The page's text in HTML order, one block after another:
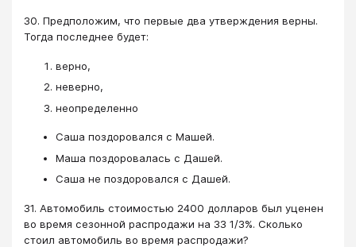
30. Предположим, что первые два утверждения верны.
Тогда последнее будет:
верно,
неверно,
неопределенно
Саша поздоровался с Машей.
Маша поздоровалась с Дашей.
Саша не поздоровался с Дашей.
31. Автомобиль стоимостью 2400 долларов был уценен
во время сезонной распродажи на 33 1/3%. Сколько
стоил автомобиль во время распродажи?